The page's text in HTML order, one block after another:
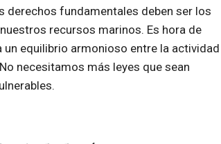
derechos fundamentales deben ser los
recursos marinos. Es hora de
equilibrio armonioso entre la actividad
necesitamos más leyes que sean